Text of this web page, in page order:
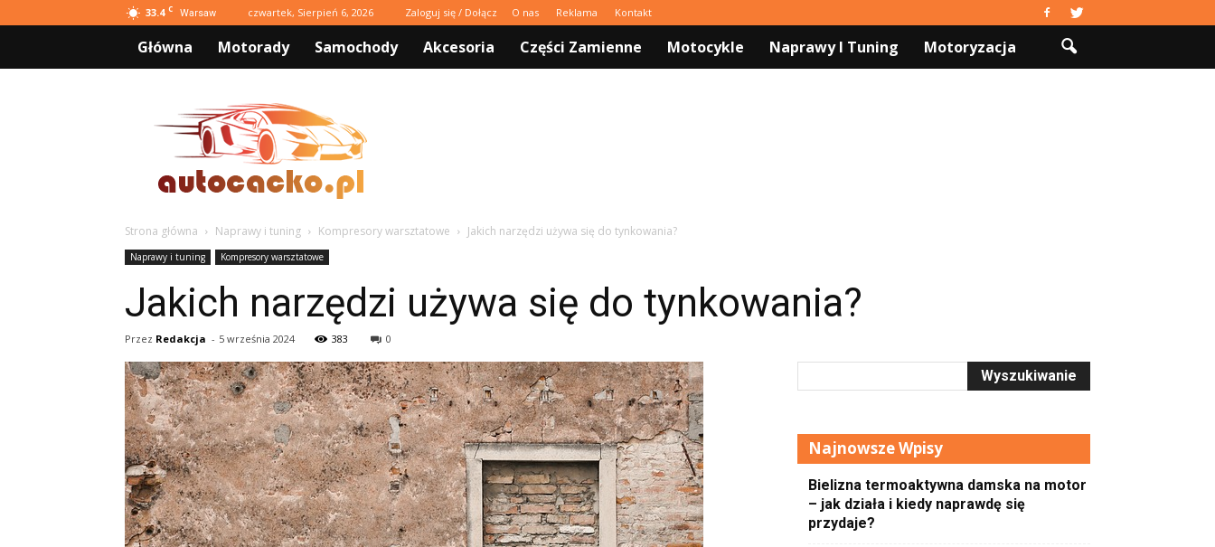
33.4 C Warsaw czwartek, Sierpień 6, 2026 Zaloguj się / Dołącz O nas Reklama Kontakt
Główna Motorady Samochody Akcesoria Części Zamienne Motocykle Naprawy I Tuning Motoryzacja
AutoCacko.pl
Strona główna Naprawy i tuning Kompresory warsztatowe Jakich narzędzi używa się do tynkowania?
Naprawy i tuning Kompresory warsztatowe
Jakich narzędzi używa się do tynkowania?
Przez Redakcja - 5 września 2024 383 0
Najnowsze Wpisy
Bielizna termoaktywna damska na motor
– jak działa i kiedy naprawdę się
przydaje?